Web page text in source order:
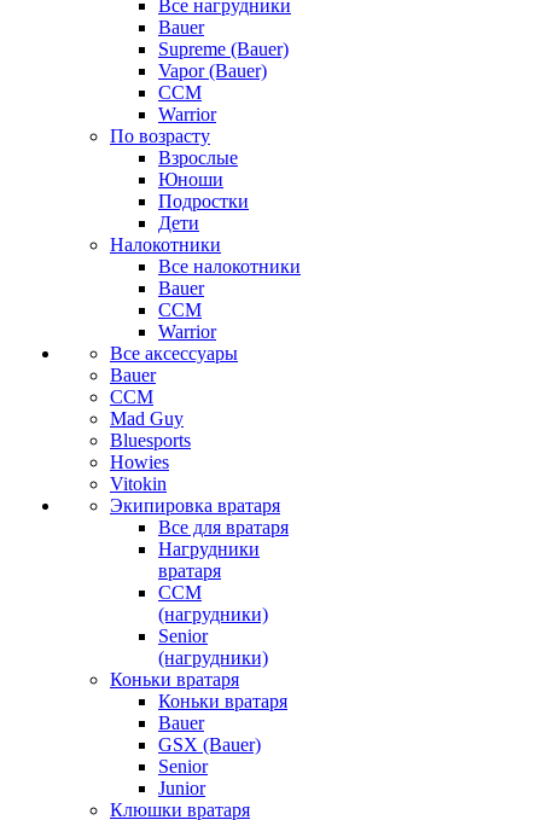
Все нагрудники
Bauer
Supreme (Bauer)
Vapor (Bauer)
CCM
Warrior
По возрасту
Взрослые
Юноши
Подростки
Дети
Налокотники
Все налокотники
Bauer
CCM
Warrior
Все аксессуары
Bauer
CCM
Mad Guy
Bluesports
Howies
Vitokin
Экипировка вратаря
Все для вратаря
Нагрудники
вратаря
CCM
(нагрудники)
Senior
(нагрудники)
Коньки вратаря
Коньки вратаря
Bauer
GSX (Bauer)
Senior
Junior
Клюшки вратаря